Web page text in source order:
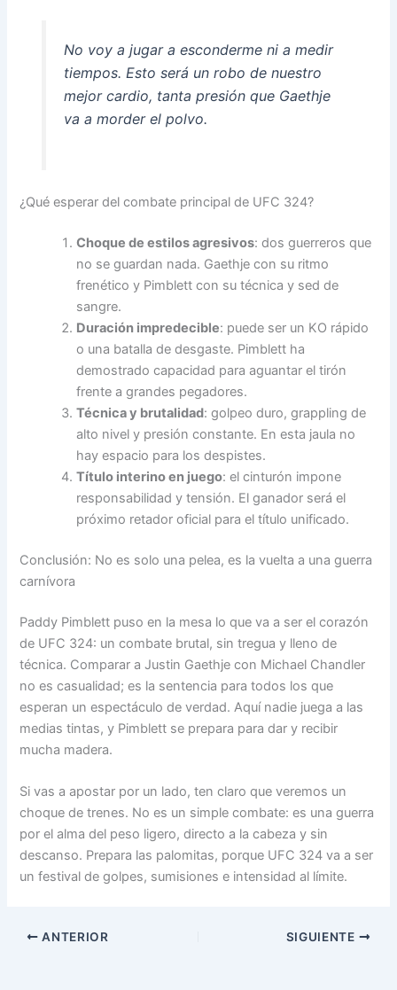
No voy a jugar a esconderme ni a medir
tiempos. Esto será un robo de nuestro
mejor cardio, tanta presión que Gaethje
va a morder el polvo.
¿Qué esperar del combate principal de UFC 324?
Choque de estilos agresivos: dos guerreros que
no se guardan nada. Gaethje con su ritmo
frenético y Pimblett con su técnica y sed de
sangre.
Duración impredecible: puede ser un KO rápido
o una batalla de desgaste. Pimblett ha
demostrado capacidad para aguantar el tirón
frente a grandes pegadores.
Técnica y brutalidad: golpeo duro, grappling de
alto nivel y presión constante. En esta jaula no
hay espacio para los despistes.
Título interino en juego: el cinturón impone
responsabilidad y tensión. El ganador será el
próximo retador oficial para el título unificado.
Conclusión: No es solo una pelea, es la vuelta a una guerra
carnívora
Paddy Pimblett puso en la mesa lo que va a ser el corazón
de UFC 324: un combate brutal, sin tregua y lleno de
técnica. Comparar a Justin Gaethje con Michael Chandler
no es casualidad; es la sentencia para todos los que
esperan un espectáculo de verdad. Aquí nadie juega a las
medias tintas, y Pimblett se prepara para dar y recibir
mucha madera.
Si vas a apostar por un lado, ten claro que veremos un
choque de trenes. No es un simple combate: es una guerra
por el alma del peso ligero, directo a la cabeza y sin
descanso. Prepara las palomitas, porque UFC 324 va a ser
un festival de golpes, sumisiones e intensidad al límite.
ANTERIOR SIGUIENTE